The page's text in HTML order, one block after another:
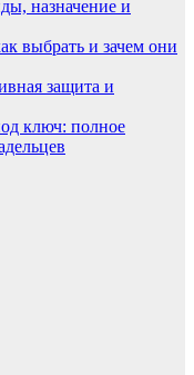
назначение и
выбрать и зачем они
защита и
ключ: полное